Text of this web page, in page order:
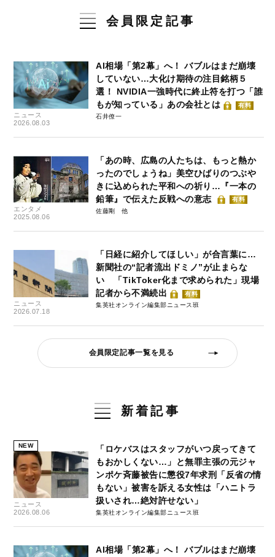
会員限定記事
ニュース
2026.08.03
AI相場「第2幕」へ！ バブルはまだ崩壊
していない…大化け期待の注目銘柄５
選！ NVIDIA一強時代に終止符を打つ「誰
もが知っている」あの会社とは
有料
石井僚一
エンタメ
2025.08.06
「あの時、広島の人たちは、もっと熱か
ったのでしょうね」美空ひばりのつぶや
きに込められた平和への祈り…『一本の
鉛筆』で伝えた反戦への意志
有料
佐藤剛
ニュース
2026.07.18
「日経に紹介してほしい」が合言葉に…
新聞社の“記者流出ドミノ”が止まらな
い 「TikToker化まで求められた」現場
記者から不満続出
有料
集英社オンライン編集部ニュース班
会員限定記事一覧を見る
新着記事
NEW
ニュース
2026.08.06
「ロケバスはスタッフがいつ戻ってきて
もおかしくない…」と無罪主張の元ジャ
ンポケ斉藤被告に懲役7年求刑「反省の情
もない」被害を訴える女性は「ハニトラ
扱いされ…絶対許せない」
集英社オンライン編集部ニュース班
AI相場「第2幕」へ！ バブルはまだ崩壊